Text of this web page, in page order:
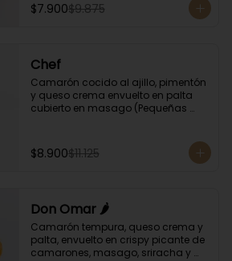
$7.900$9.875
Chef
Camarón cocido al ajillo, pimentón
y queso crema envuelto en palta
cubierto en masago (Pequeñas
$8.900$11.125
Don Omar 🌶️
Camarón tempura, queso crema y
palta, envuelto en crispy picante de
camarones, masago, sriracha y